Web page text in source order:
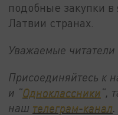
подобные закупки
Латвии странах.
Уважаемые
Присоединяйтесь к
и "Одноклассники",
наш телеграм-канал